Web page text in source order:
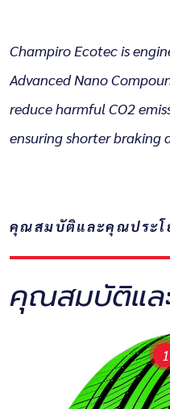
Champiro Ecotec is
Advanced Nano
reduce harmful CO2
ensuring shorter braking
คุณสมบัติและคุณประโ
คุณสมบัติแล
1